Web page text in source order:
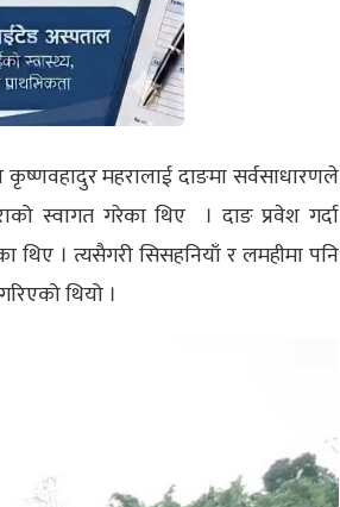
कृष्णवहादुर महरालाई दाङमा सर्वसाधारणले
स्वागत गरेका थिए । दाङ प्रवेश गर्दा
थिए । त्यसैगरी सिसहनियाँ र लमहीमा पनि
थियो ।